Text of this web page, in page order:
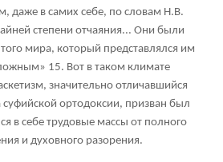
даже в самих себе, по словам Н.В.
степени отчаяния... Они были
мира, который представлялся им
15. Вот в таком климате
значительно отличавшийся
суфийской ортодоксии, призван был
в себе трудовые массы от полного
и духовного разорения.